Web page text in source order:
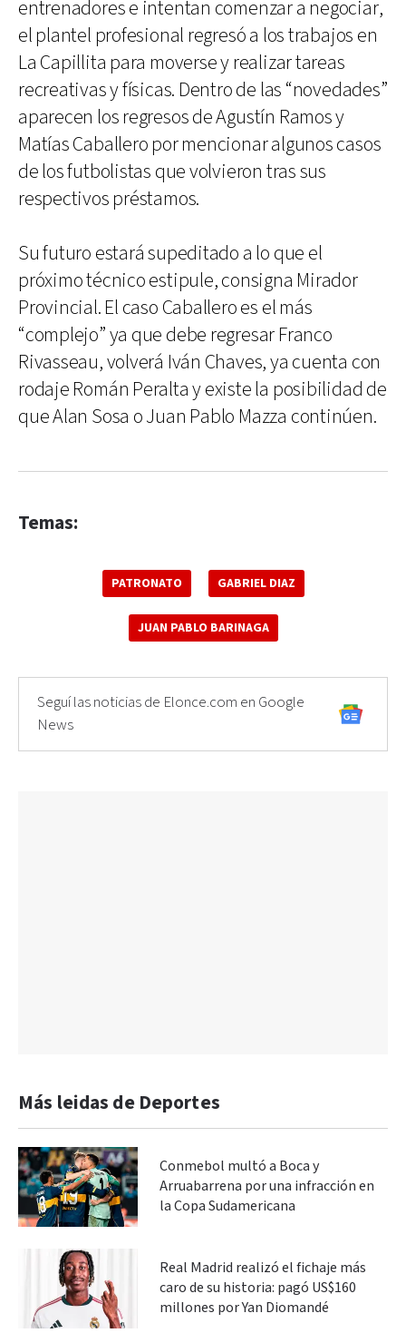
entrenadores e intentan comenzar a negociar,
el plantel profesional regresó a los trabajos en
La Capillita para moverse y realizar tareas
recreativas y físicas. Dentro de las “novedades”
aparecen los regresos de Agustín Ramos y
Matías Caballero por mencionar algunos casos
de los futbolistas que volvieron tras sus
respectivos préstamos.
Su futuro estará supeditado a lo que el
próximo técnico estipule, consigna Mirador
Provincial. El caso Caballero es el más
“complejo” ya que debe regresar Franco
Rivasseau, volverá Iván Chaves, ya cuenta con
rodaje Román Peralta y existe la posibilidad de
que Alan Sosa o Juan Pablo Mazza continúen.
Temas:
PATRONATO GABRIEL DIAZ
JUAN PABLO BARINAGA
Seguí las noticias de Elonce.com en Google
News
Más leidas de Deportes
Conmebol multó a Boca y
Arruabarrena por una infracción en
la Copa Sudamericana
Real Madrid realizó el fichaje más
caro de su historia: pagó US$160
millones por Yan Diomandé